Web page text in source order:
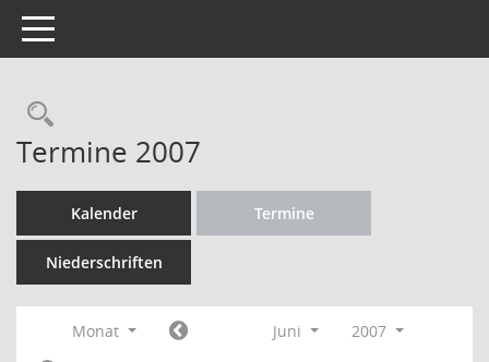
Toggle navigation
Rechercheauswahl
Termine 2007
Kalender Termine
Niederschriften
Monat Juni
2007